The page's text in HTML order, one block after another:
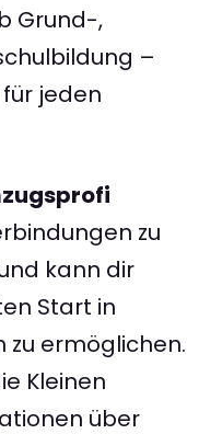
Grund-,
–
jeden
zu
kann dir
Start in
zu ermöglichen.
Kleinen
über